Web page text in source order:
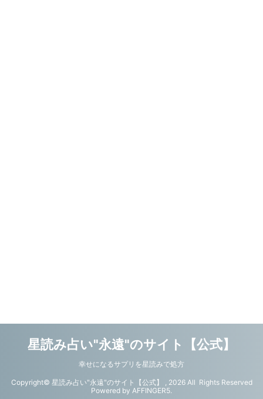
星読み占い"永遠"のサイト【公式】
幸せになるサプリを星読みで処方
Copyright© 星読み占い"永遠"のサイト【公式】 , 2026 All Rights Reserved
Powered by AFFINGER5.